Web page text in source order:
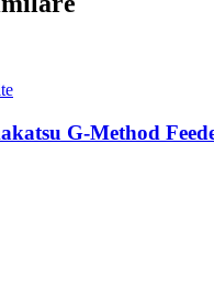
G-Method